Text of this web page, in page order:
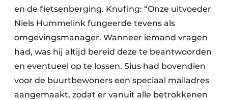
en de fietsenberging. Knufing: “Onze uitvoeder
Niels Hummelink fungeerde tevens als
omgevingsmanager. Wanneer iemand vragen
had, was hij altijd bereid deze te beantwoorden
en eventueel op te lossen. Sius had bovendien
voor de buurtbewoners een speciaal mailadres
aangemaakt, zodat er vanuit alle betrokkenen